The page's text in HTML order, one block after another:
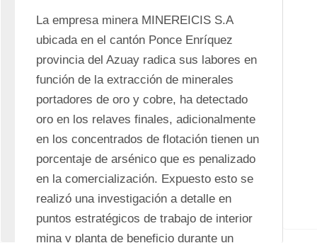
La empresa minera MINEREICIS S.A
ubicada en el cantón Ponce Enríquez
provincia del Azuay radica sus labores en
función de la extracción de minerales
portadores de oro y cobre, ha detectado
oro en los relaves finales, adicionalmente
en los concentrados de flotación tienen un
porcentaje de arsénico que es penalizado
en la comercialización. Expuesto esto se
realizó una investigación a detalle en
puntos estratégicos de trabajo de interior
mina y planta de beneficio durante un